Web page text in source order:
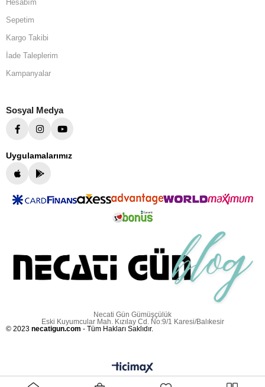
Hesabım
Sepetim
Kargo Takibi
İade Taleplerim
Kampanyalar
Sosyal Medya
Uygulamalarımız
Necati Gün Gümüşçülük
Eski Kuyumcular Mah. Kızılay Cd. No:9/1 Karesi/Balıkesir
© 2023 necatigun.com - Tüm Hakları Saklıdır.